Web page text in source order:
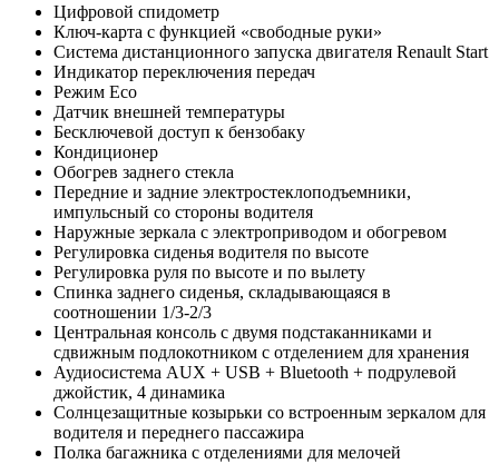
Цифровой спидометр
Ключ-карта с функцией «свободные руки»
Система дистанционного запуска двигателя Renault Start
Индикатор переключения передач
Режим Eco
Датчик внешней температуры
Бесключевой доступ к бензобаку
Кондиционер
Обогрев заднего стекла
Передние и задние электростеклоподъемники,
импульсный со стороны водителя
Наружные зеркала с электроприводом и обогревом
Регулировка сиденья водителя по высоте
Регулировка руля по высоте и по вылету
Спинка заднего сиденья, складывающаяся в
соотношении 1/3-2/3
Центральная консоль с двумя подстаканниками и
сдвижным подлокотником с отделением для хранения
Аудиосистема AUX + USB + Bluetooth + подрулевой
джойстик, 4 динамика
Солнцезащитные козырьки со встроенным зеркалом для
водителя и переднего пассажира
Полка багажника с отделениями для мелочей